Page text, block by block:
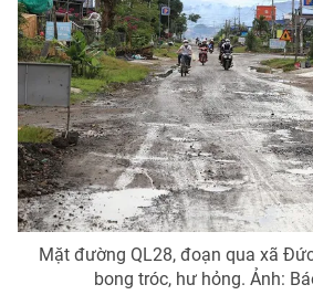
Hậu trường
Nhân vật
Khán giả
Giải sao mai
Điện ảnh
Âm nhạc
Sao
Đời sống
Du lịch
Làm đẹp
Chất lượng cuộc sống
Giáo dục
Tuyển sinh
Học trực tuyến
Công nghệ
Hitech Công nghệ tương lai
Sản phẩm
Giao lưu trực tuyến
Mặt đường QL28, đoạn qua xã
bong tróc, hư hỏng. Ảnh: